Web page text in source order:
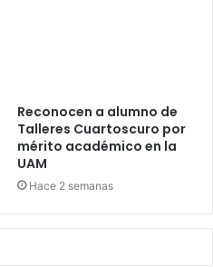
Reconocen a alumno de
Talleres Cuartoscuro por
mérito académico en la
UAM
Hace 2 semanas